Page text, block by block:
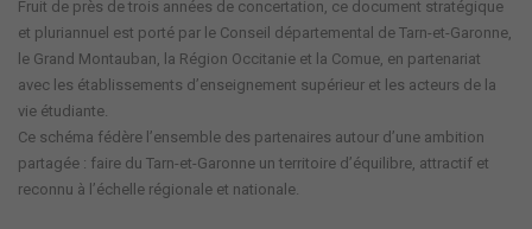
Fruit de près de trois années de concertation, ce document stratégique
et pluriannuel est porté par le Conseil départemental de Tarn-et-Garonne,
le Grand Montauban, la Région Occitanie et la Comue, en partenariat
avec les établissements d’enseignement supérieur et les acteurs de la
vie étudiante.
Ce schéma fédère l’ensemble des partenaires autour d’une ambition
partagée : faire du Tarn-et-Garonne un territoire d’équilibre, attractif et
reconnu à l’échelle régionale et nationale.